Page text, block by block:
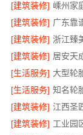
[建筑装修]
[建筑装修]
[建筑装修] 浙江臻
[建筑装修]
[生活服务]
[生活服务]
[建筑装修]
[建筑装修] 工业园